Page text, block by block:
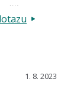
papily
vyšetření),
1. 8. 2023